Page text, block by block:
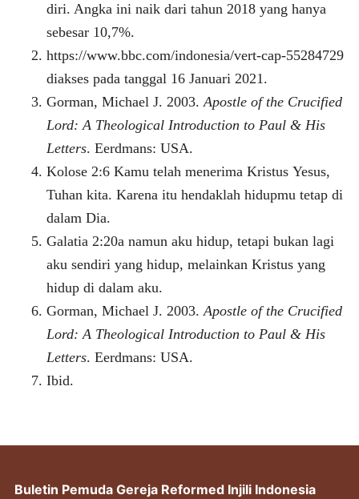
diri. Angka ini naik dari tahun 2018 yang hanya
sebesar 10,7%.
https://www.bbc.com/indonesia/vert-cap-55284729
diakses pada tanggal 16 Januari 2021.
Gorman, Michael J. 2003. Apostle of the Crucified
Lord: A Theological Introduction to Paul & His
Letters. Eerdmans: USA.
Kolose 2:6 Kamu telah menerima Kristus Yesus,
Tuhan kita. Karena itu hendaklah hidupmu tetap di
dalam Dia.
Galatia 2:20a namun aku hidup, tetapi bukan lagi
aku sendiri yang hidup, melainkan Kristus yang
hidup di dalam aku.
Gorman, Michael J. 2003. Apostle of the Crucified
Lord: A Theological Introduction to Paul & His
Letters. Eerdmans: USA.
Ibid.
Buletin Pemuda Gereja Reformed Injili Indonesia